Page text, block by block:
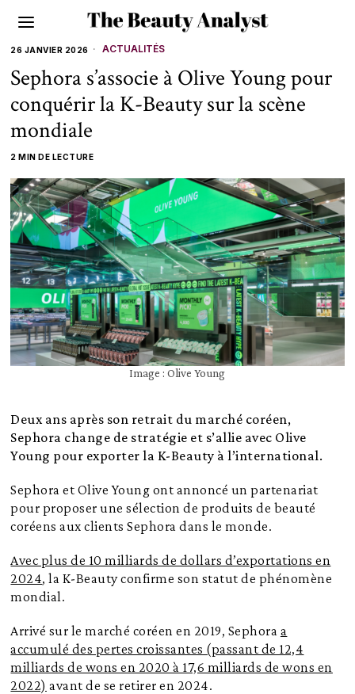
26 JANVIER 2026 ACTUALITÉS
Sephora s’associe à Olive Young pour
conquérir la K-Beauty sur la scène
mondiale
2 MIN DE LECTURE
Image : Olive Young
Deux ans après son retrait du marché coréen,
Sephora change de stratégie et s’allie avec Olive
Young pour exporter la K-Beauty à l’international.
Sephora et Olive Young ont annoncé un partenariat
pour proposer une sélection de produits de beauté
coréens aux clients Sephora dans le monde.
Avec plus de 10 milliards de dollars d’exportations en
2024, la K-Beauty confirme son statut de phénomène
mondial.
Arrivé sur le marché coréen en 2019, Sephora a
accumulé des pertes croissantes (passant de 12,4
milliards de wons en 2020 à 17,6 milliards de wons en
2022) avant de se retirer en 2024.